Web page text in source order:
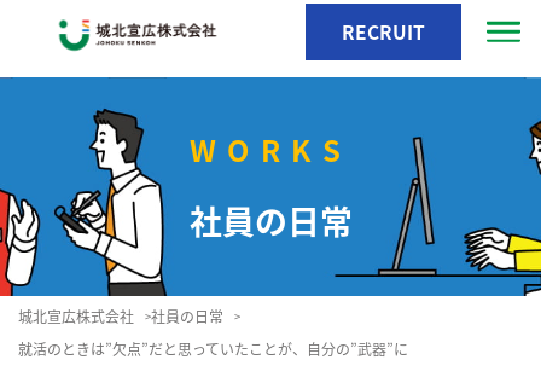
RECRUIT
WORKS
社員の日常
城北宣広株式会社 >社員の日常 >
就活のときは”欠点”だと思っていたことが、自分の”武器”に